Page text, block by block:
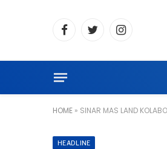
FacebookTwitterInstagram
HOME » SINAR MAS LAND
HEADLINE